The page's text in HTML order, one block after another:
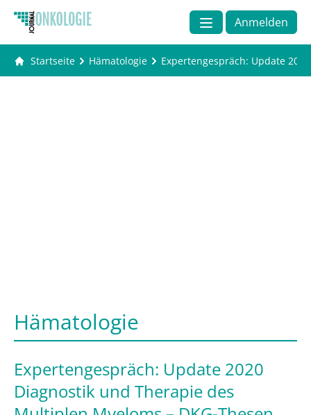
Anmelden
Startseite Hämatologie Expertengespräch: Update
Hämatologie
Expertengespräch: Update 2020
Diagnostik und Therapie des